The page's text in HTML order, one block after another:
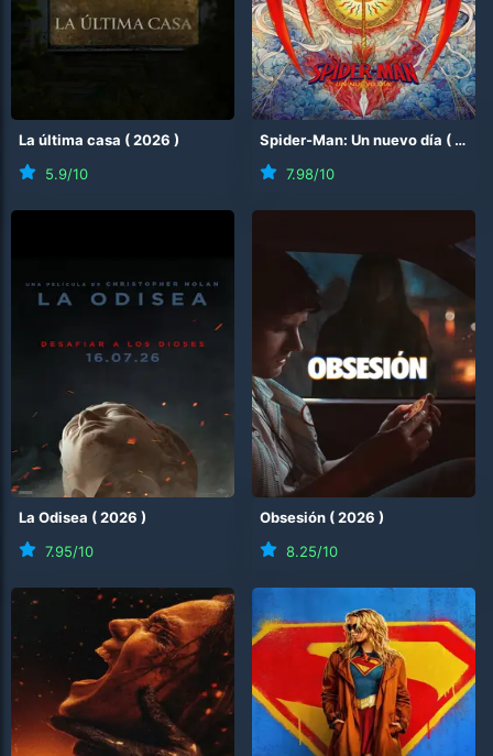
La última casa (2026 )
5.9/10
Spider-Man: Un nuevo día ( 2026
7.98/10
La Odisea (2026 )
7.95/10
Obsesión (2026 )
8.25/10